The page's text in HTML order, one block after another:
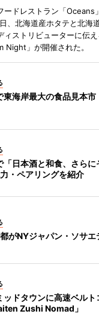
ードレストラン「
、北海道産ホタテと北海
ィストリビューターに伝え
Night」が開催された。
東海岸最大の食品見本
「日本酒と和食、さら
・ペアリングを紹介
がNYジャパン・ソサエ
ッドタウンに高速ベルト
Zushi Nomad」